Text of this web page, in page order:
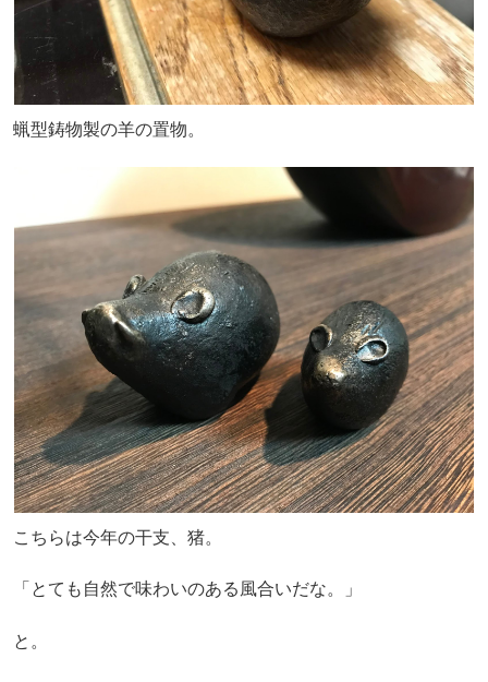
蝋型鋳物製の羊の置物。
こちらは今年の干支、猪。
「とても自然で味わいのある風合いだな。」
と。